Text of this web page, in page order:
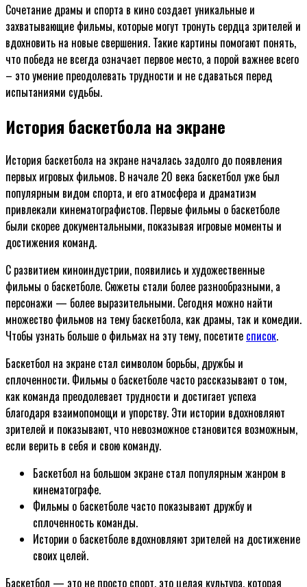
Сочетание драмы и спорта в кино создает уникальные и
захватывающие фильмы, которые могут тронуть сердца зрителей и
вдохновить на новые свершения. Такие картины помогают понять,
что победа не всегда означает первое место, а порой важнее всего
– это умение преодолевать трудности и не сдаваться перед
испытаниями судьбы.
История баскетбола на экране
История баскетбола на экране началась задолго до появления
первых игровых фильмов. В начале 20 века баскетбол уже был
популярным видом спорта, и его атмосфера и драматизм
привлекали кинематографистов. Первые фильмы о баскетболе
были скорее документальными, показывая игровые моменты и
достижения команд.
С развитием киноиндустрии, появились и художественные
фильмы о баскетболе. Сюжеты стали более разнообразными, а
персонажи — более выразительными. Сегодня можно найти
множество фильмов на тему баскетбола, как драмы, так и комедии.
Чтобы узнать больше о фильмах на эту тему, посетите список.
Баскетбол на экране стал символом борьбы, дружбы и
сплоченности. Фильмы о баскетболе часто рассказывают о том,
как команда преодолевает трудности и достигает успеха
благодаря взаимопомощи и упорству. Эти истории вдохновляют
зрителей и показывают, что невозможное становится возможным,
если верить в себя и свою команду.
Баскетбол на большом экране стал популярным жанром в
кинематографе.
Фильмы о баскетболе часто показывают дружбу и
сплоченность команды.
Истории о баскетболе вдохновляют зрителей на достижение
своих целей.
Баскетбол — это не просто спорт, это целая культура, которая